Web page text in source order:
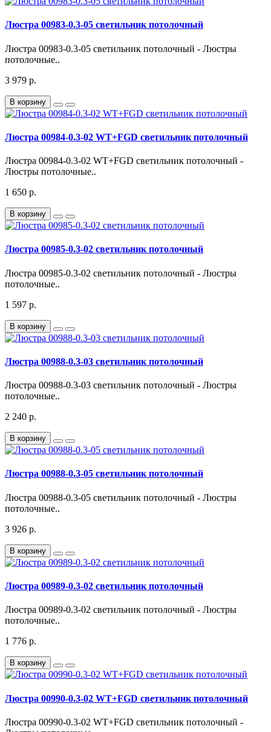
Люстра 00983-0.3-05 светильник потолочный
Люстра 00983-0.3-05 светильник потолочный - Люстры
потолочные..
3 979 р.
В корзину
Люстра 00984-0.3-02 WT+FGD светильник потолочный
Люстра 00984-0.3-02 WT+FGD светильник потолочный -
Люстры потолочные..
1 650 р.
В корзину
Люстра 00985-0.3-02 светильник потолочный
Люстра 00985-0.3-02 светильник потолочный - Люстры
потолочные..
1 597 р.
В корзину
Люстра 00988-0.3-03 светильник потолочный
Люстра 00988-0.3-03 светильник потолочный - Люстры
потолочные..
2 240 р.
В корзину
Люстра 00988-0.3-05 светильник потолочный
Люстра 00988-0.3-05 светильник потолочный - Люстры
потолочные..
3 926 р.
В корзину
Люстра 00989-0.3-02 светильник потолочный
Люстра 00989-0.3-02 светильник потолочный - Люстры
потолочные..
1 776 р.
В корзину
Люстра 00990-0.3-02 WT+FGD светильник потолочный
Люстра 00990-0.3-02 WT+FGD светильник потолочный -